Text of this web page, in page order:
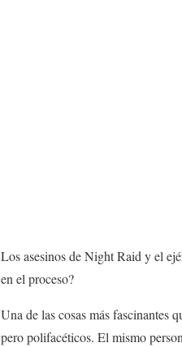
Los asesinos de Night Raid y el
en el proceso?
Una de las cosas más fascinantes
pero polifacéticos. El mismo